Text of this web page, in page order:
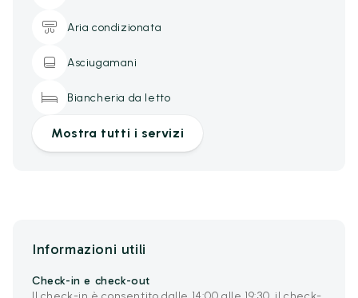
Aria condizionata
Asciugamani
Biancheria da letto
Mostra tutti i servizi
Informazioni utili
Check-in e check-out